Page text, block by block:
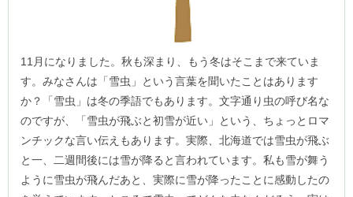
11月になりました。秋も深まり、もう冬はそこまで来ていま
す。みなさんは「雪虫」という言葉を聞いたことはあります
か？「雪虫」は冬の季語でもあります。文字通り虫の呼び名な
のですが、「雪虫が飛ぶと初雪が近い」という、ちょっとロマ
ンチックな言い伝えもあります。実際、北海道では雪虫が飛ぶ
と一、二週間後には雪が降ると言われています。私も雪が舞う
ように雪虫が飛んだあと、実際に雪が降ったことに感動したの